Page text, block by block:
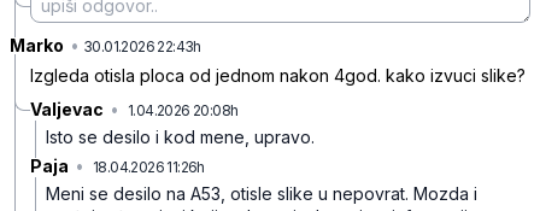
Marko • 30.01.2026 22:43h
Izgleda otisla ploca od jednom nakon 4god. kako izvuci slike?
Valjevac • 1.04.2026 20:08h
Isto se desilo i kod mene, upravo.
Paja • 18.04.2026 11:26h
Meni se desilo na A53, otisle slike u nepovrat. Mozda i